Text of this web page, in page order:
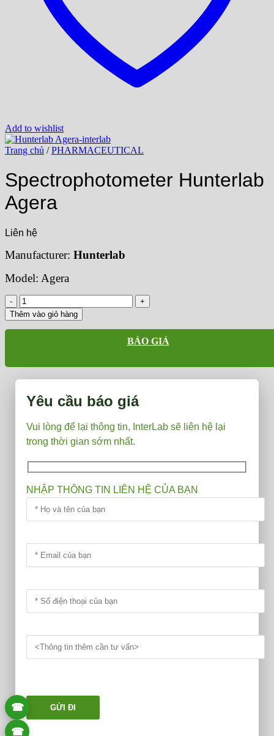
Add to wishlist
Trang chủ / PHARMACEUTICAL
Spectrophotometer Hunterlab
Agera
Liên hệ
Manufacturer: Hunterlab
Model: Agera
Spectrophotometer
Hunterlab
Agera
số
Thêm vào giỏ hàng
BÁO GIÁ
Yêu cầu báo giá
Vui lòng để lại thông tin, InterLab sẽ liên hệ lại
trong thời gian sớm nhất.
NHẬP THÔNG TIN LIÊN HỆ CỦA BẠN
☎
☎